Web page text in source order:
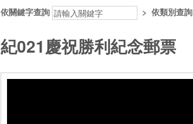
依關鍵字查詢 > 依類別查詢
紀021慶祝勝利紀念郵票